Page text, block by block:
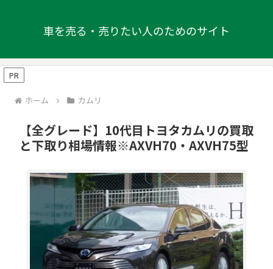
車を売る・売りたい人のためのサイト
PR
ホーム カムリ
【全グレード】10代目トヨタカムリの買取
と下取り相場情報※AXVH70・AXVH75型